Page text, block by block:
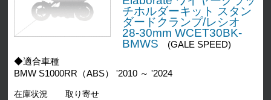
チホルダーキット スタン
ダードクランプ/レシオ
28-30mm WCET30BK-
BMWS
(GALE SPEED)
◆適合車種
BMW S1000RR（ABS） '2010 ～ '2024
在庫状況 取り寄せ